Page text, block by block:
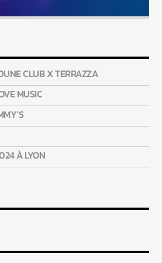
CLUB X TERRAZZA
MUSIC
À LYON